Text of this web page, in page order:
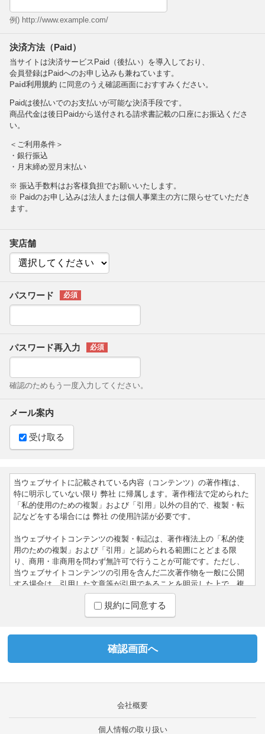
例) http://www.example.com/
決済方法（Paid）
当サイトは決済サービスPaid（後払い）を導入しており、
会員登録はPaidへのお申し込みも兼ねています。
Paid利用規約に同意のうえ確認画面におすすみください。
Paidは後払いでのお支払いが可能な決済手段です。
商品代金は後日Paidから送付される請求書記載の口座にお振込くださ
い。
＜ご利用条件＞
・銀行振込
・月末締め翌月末払い
※ 振込手数料はお客様負担でお願いいたします。
※ Paidのお申し込みは法人または個人事業主の方に限らせていただき
ます。
実店舗
パスワード
パスワード再入力
確認のためもう一度入力してください。
メール案内
受け取る
当ウェブサイトに記載されている内容（コンテンツ）の著作権は、
特に明示していない限り 弊社 に帰属します。著作権法で定められた
「私的使用のための複製」および「引用」以外の目的で、複製・転
記などをする場合には 弊社 の使用許諾が必要です。
当ウェブサイトコンテンツの複製・転記は、著作権法上の「私的使
用のための複製」および「引用」と認められる範囲にとどまる限
り、商用・非商用を問わず無許可で行うことが可能です。ただし、
当ウェブサイトコンテンツの引用を含んだ二次著作物を一般に公開
する場合は、引用した文章等が引用であることを明示した上で、複
製したコンテンツを含むページへの直リンクで引用元を明示するこ
用していただきます。文章の一部だけを抜き出して引用する、引用
者の注意書きを文章中に挿入する、という形での修正・追加は可能
形で明記するようお願いします。
当ウェブサイトへのリンクは、ホームページへのリンク、および個
別のページへの直リンクともに目的を問わず許可なく張ることが可
能です。 ページの内容や構成の変更に伴い、指定したアンカーが移
規約に同意する
会社概要
個人情報の取り扱い